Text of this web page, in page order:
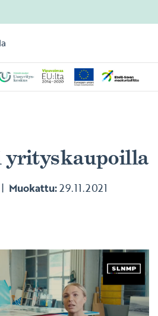
Muokattu:29.11.2021